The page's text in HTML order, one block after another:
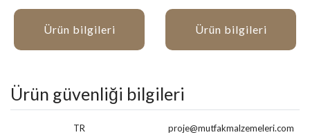
Ürün bilgileri Ürün bilgileri
Ürün güvenliği bilgileri
TR proje@mutfakmalzemeleri.com